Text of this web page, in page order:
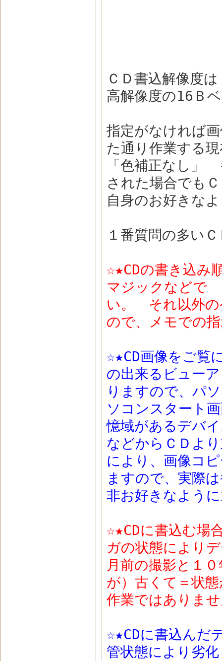
ＣＤ書込解像度は
高解像度の16Ｂ
指定がなければ
た通り作業する
「色補正なし」
された場合でも
自身のお好きな
１番質問の多い
☆★CDの書き込み
マジックなどで
い。 それ以外の
ので、メモでの
☆★CD画像をご覧
の出来るビュー
りますので、パ
ソコンスタート
憶域があるデバ
などからＣＤよ
により、画像コ
ますので、実際
非お好きなよう
☆★CDに書込む場
ガの状態により
月前の撮影と１
が）古くて＝状
作業ではありま
☆★CDに書込んだ
管状態により劣